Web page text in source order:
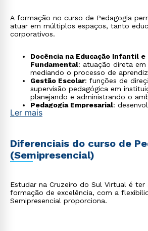
A formação no curso de Pedagogia
atuar em múltiplos espaços, tanto
corporativos.
Docência na Educação Infantil e
Fundamental: atuação direta em
mediando o processo de
Gestão Escolar: funções de
supervisão pedagógica em
planejando e administrando o
Pedagogia Empresarial:
treinamentos e programas de
internados, garantindo a
estudos;
Design Instrucional
Orientação Educacional: apoio
desenvolvimento pessoal,
profissional.
Ler mais
Diferenciais do curso de
(Semipresencial)
Estudar na Cruzeiro do Sul Virtual é ter
formação de excelência, com a
Semipresencial proporciona.